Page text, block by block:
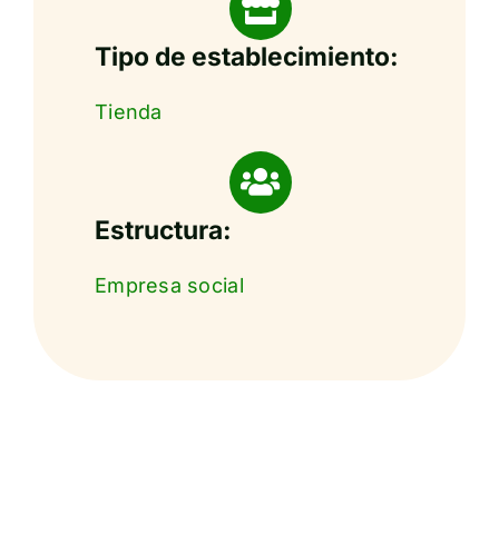
Tipo de establecimiento:
Tienda
Estructura:
Empresa social